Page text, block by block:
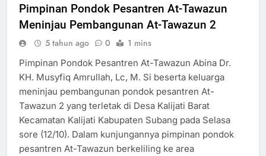
Pimpinan Pondok Pesantren At-Tawazun
Meninjau Pembangunan At-Tawazun 2
5 tahun ago 0 1 mins
Pimpinan Pondok Pesantren At-Tawazun Abina Dr.
KH. Musyfiq Amrullah, Lc, M. Si beserta keluarga
meninjau pembangunan pondok pesantren At-
Tawazun 2 yang terletak di Desa Kalijati Barat
Kecamatan Kalijati Kabupaten Subang pada Selasa
sore (12/10). Dalam kunjungannya pimpinan pondok
pesantren At-Tawazun berkeliling ke area